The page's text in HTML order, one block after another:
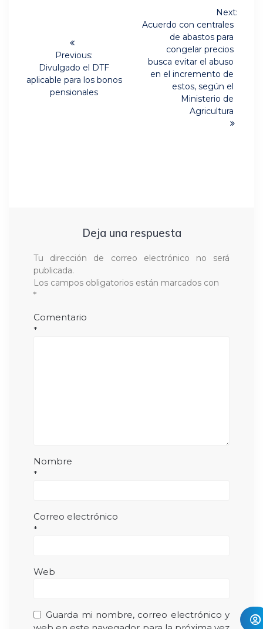
entradas
Previous:
Previous
post:
Divulgado el DTF
aplicable para los bonos
pensionales
Next:
Next
Acuerdo con centrales
de abastos para
congelar precios
busca evitar el abuso
en el incremento de
estos, según el
Ministerio de
Agricultura
Deja una respuesta
Tu dirección de correo electrónico no será
publicada.
Los campos obligatorios están marcados con
*
Comentario
*
Nombre
*
Correo electrónico
*
Web
Guarda mi nombre, correo electrónico y